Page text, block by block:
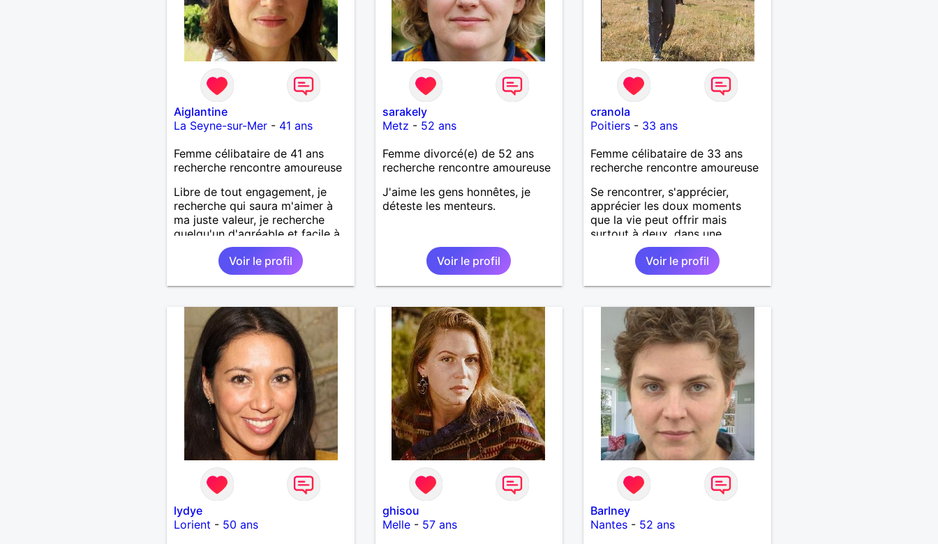
Aiglantine
La Seyne-sur-Mer- 41 ans
Femme célibataire de 41 ans
recherche rencontre amoureuse
Libre de tout engagement, je
recherche qui saura m'aimer à
ma juste valeur, je recherche
quelqu'un d'agréable et facile à
Voir le profil
sarakely
Metz - 52 ans
Femme divorcé(e) de 52 ans
recherche rencontre amoureuse
J'aime les gens honnêtes, je
déteste les menteurs.
Voir le profil
cranola
Poitiers - 33 ans
Femme célibataire de 33 ans
recherche rencontre amoureuse
Se rencontrer, s'apprécier,
apprécier les doux moments
que la vie peut offrir mais
surtout à deux, dans une
relation sans prise de tête et
voir plus si complicité.
Voir le profil
lydye
Lorient - 50 ans
ghisou
Melle- 57 ans
Barlney
Nantes - 52 ans